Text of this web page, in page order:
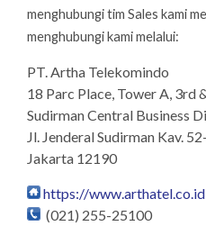
menghubungi tim Sales kami
menghubungi kami melalui:
PT. Artha Telekomindo
18 Parc Place, Tower A, 3rd
Sudirman Central Business
Jl. Jenderal Sudirman Kav.
Jakarta 12190
https://www.arthatel.co.id
(021) 255-25100